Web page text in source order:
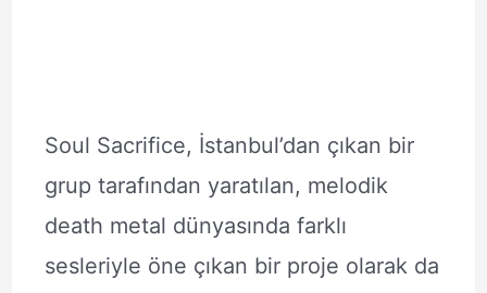
Soul Sacrifice, İstanbul’dan çıkan bir
grup tarafından yaratılan, melodik
death metal dünyasında farklı
sesleriyle öne çıkan bir proje olarak da